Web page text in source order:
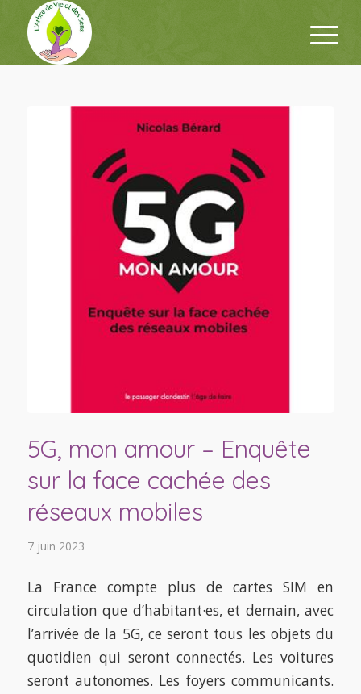
5G, mon amour – Enquête
sur la face cachée des
réseaux mobiles
7 juin 2023
La France compte plus de cartes SIM en
circulation que d’habitant·es, et demain, avec
l’arrivée de la 5G, ce seront tous les objets du
quotidien qui seront connectés. Les voitures
seront autonomes. Les foyers communicants.